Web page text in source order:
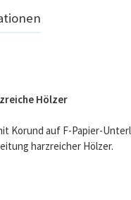
Hölzer
Korund auf F-Papier-
harzreicher Hölzer.